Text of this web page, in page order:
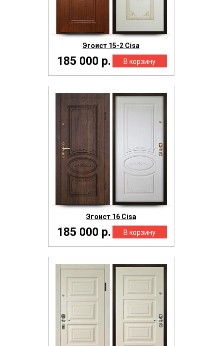
Эгоист 15-2 Cisa
185 000 р.
Эгоист 16 Cisa
185 000 р.